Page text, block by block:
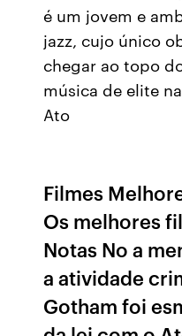
é um jovem e
jazz, cujo único
chegar ao topo
música de elite
Ato
Filmes
Os melhores
Notas No a
a atividade
Gotham foi